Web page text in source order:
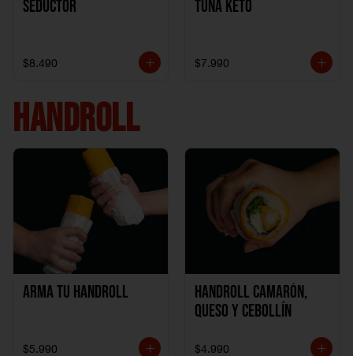
Seductor
$8.490
TUNA KETO
$7.990
HANDROLL
Arma tu handroll
$5.990
Handroll Camarón,
Queso y Cebollín
$4.990